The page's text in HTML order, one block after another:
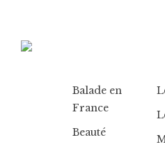
Balade en
France
Beauté